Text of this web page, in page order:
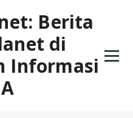
Berita
di
Informasi